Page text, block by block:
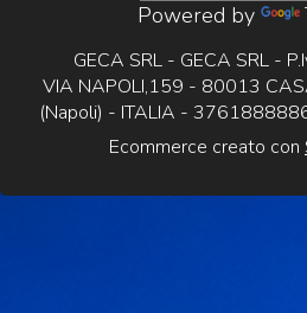
Powered by
GECA SRL - GECA SRL -
VIA NAPOLI,159 - 80013
(Napoli) - ITALIA -
Ecommerce creato con